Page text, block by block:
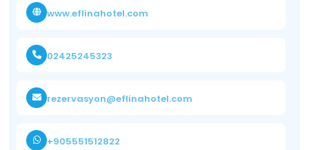
www.eflinahotel.com
02425245323
rezervasyon@eflinahotel.com
+905551512822